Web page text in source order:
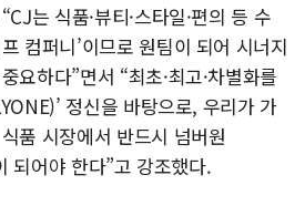
는 식품·뷰티·스타일·편의 등 수
컴퍼니’이므로 원팀이 되어 시너지
요하다”면서 “최초·최고·차별화를
정신을 바탕으로, 우리가 가
품 시장에서 반드시 넘버원
어야 한다”고 강조했다.